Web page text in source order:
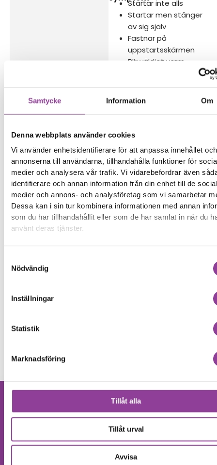
Samtycke Information Om
Denna webbplats använder cookies
Vi använder enhetsidentifierare för att anpassa innehållet och
annonserna till användarna, tillhandahålla funktioner för
medier och analysera vår trafik. Vi vidarebefordrar även
identifierare och annan information från din enhet till de
medier och annons- och analysföretag som vi samarbetar
Dessa kan i sin tur kombinera informationen med annan
som du har tillhandahållit eller som de har samlat in när du
använt deras tjänster.
Nödvändig
Inställningar
Statistik
Marknadsföring
Tillåt alla
Tillåt urval
Avvisa
Startar inte alls
Startar men stänger
av sig själv
Fastnar på
uppstartsskärmen
Blir väldigt varm
enheten är på
120 minuter
garanti på denna
reparation
Boka tid
modell
Data Recovery
Byte av laddningskontakt
Hittar du inte
din produkt?
Vänligen kontakta oss!
Kontakta oss